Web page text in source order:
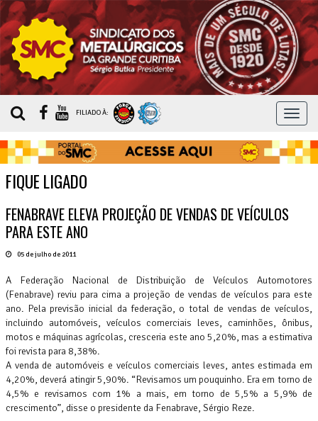
MENU
FILIADO À:
FIQUE LIGADO
FENABRAVE ELEVA PROJEÇÃO DE VENDAS DE VEÍCULOS
PARA ESTE ANO
05 de julho de 2011
A Federação Nacional de Distribuição de Veículos Automotores
(Fenabrave) reviu para cima a projeção de vendas de veículos para este
ano. Pela previsão inicial da federação, o total de vendas de veículos,
incluindo automóveis, veículos comerciais leves, caminhões, ônibus,
motos e máquinas agrícolas, cresceria este ano 5,20%, mas a estimativa
foi revista para 8,38%.
A venda de automóveis e veículos comerciais leves, antes estimada em
4,20%, deverá atingir 5,90%. “Revisamos um pouquinho. Era em torno de
4,5% e revisamos com 1% a mais, em torno de 5,5% a 5,9% de
crescimento”, disse o presidente da Fenabrave, Sérgio Reze.